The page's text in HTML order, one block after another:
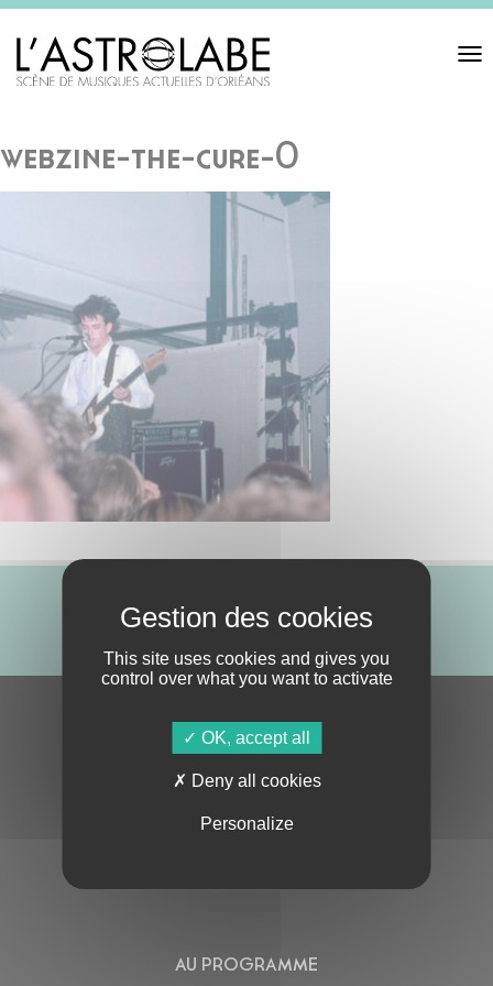
Toggle
webzine-the-cure-0
ABONNE-TOI !
S'ABONNER À LA NEWSLETTER
AU PROGRAMME
This site uses cookies and gives you
control over what you want to activate
OK, accept all
Deny all cookies
Personalize